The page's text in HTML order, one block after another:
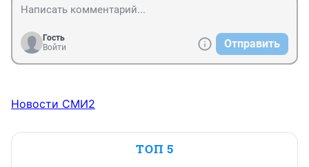
Гость
Войти
Отправить
Новости СМИ2
ТОП 5